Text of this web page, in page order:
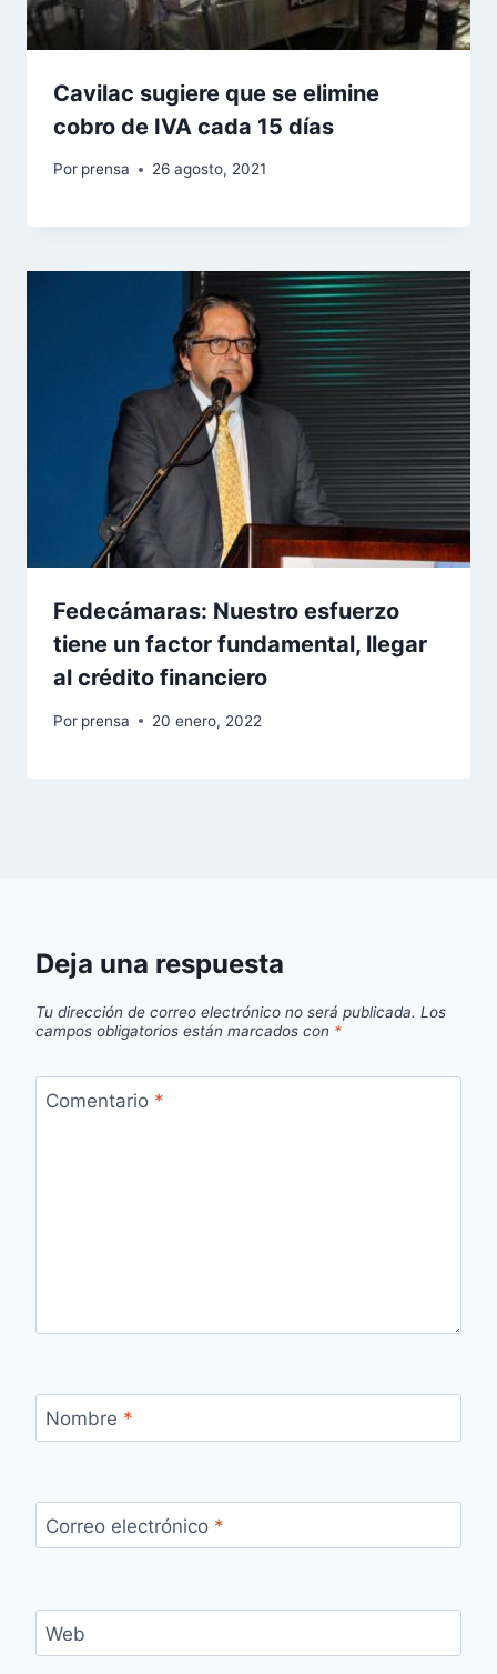
Cavilac sugiere que se elimine
cobro de IVA cada 15 días
Por prensa 26 agosto, 2021
Fedecámaras: Nuestro esfuerzo
tiene un factor fundamental, llegar
al crédito financiero
Por prensa 20 enero, 2022
Deja una respuesta
Tu dirección de correo electrónico no será publicada. Los
campos obligatorios están marcados con *
Comentario *
Nombre *
Correo electrónico *
Web